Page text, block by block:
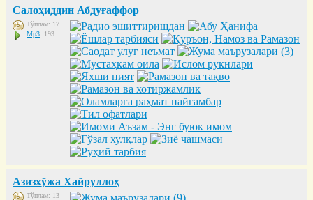
Салоҳиддин Абдуғаффор
Тўплам: 17
Mp3: 193
Азизхўжа Хайруллоҳ
Тўплам: 13